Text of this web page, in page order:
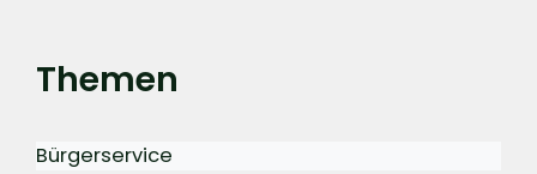
Themen
Bürgerservice